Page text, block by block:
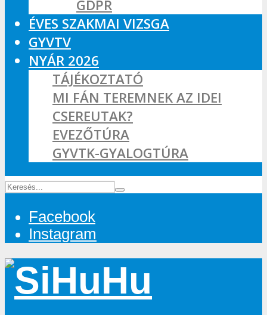
GDPR
ÉVES SZAKMAI VIZSGA
GYVTV
NYÁR 2026
TÁJÉKOZTATÓ
MI FÁN TEREMNEK AZ IDEI
CSEREUTAK?
EVEZŐTÚRA
GYVTK-GYALOGTÚRA
Facebook
Instagram